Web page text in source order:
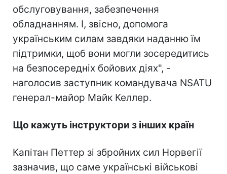
обслуговування, забезпечення
обладнанням. І, звісно, допомога
українським силам завдяки наданню їм
підтримки, щоб вони могли зосередитись
на безпосередніх бойових діях", -
наголосив заступник командувача NSATU
генерал-майор Майк Келлер.
Що кажуть інструктори з інших країн
Капітан Петтер зі збройних сил Норвегії
зазначив, що саме українські військові